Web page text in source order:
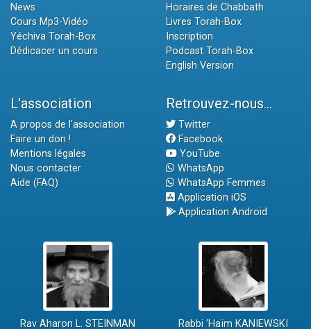
News
Cours Mp3-Vidéo
Yéchiva Torah-Box
Dédicacer un cours
Horaires de Chabbath
Livres Torah-Box
Inscription
Podcast Torah-Box
English Version
L'association
A propos de l'association
Faire un don !
Mentions légales
Nous contacter
Aide (FAQ)
Retrouvez-nous...
Twitter
Facebook
YouTube
WhatsApp
WhatsApp Femmes
Application iOS
Application Android
Rav Aharon L. STEINMAN Rabbi 'Haïm KANIEWSKI